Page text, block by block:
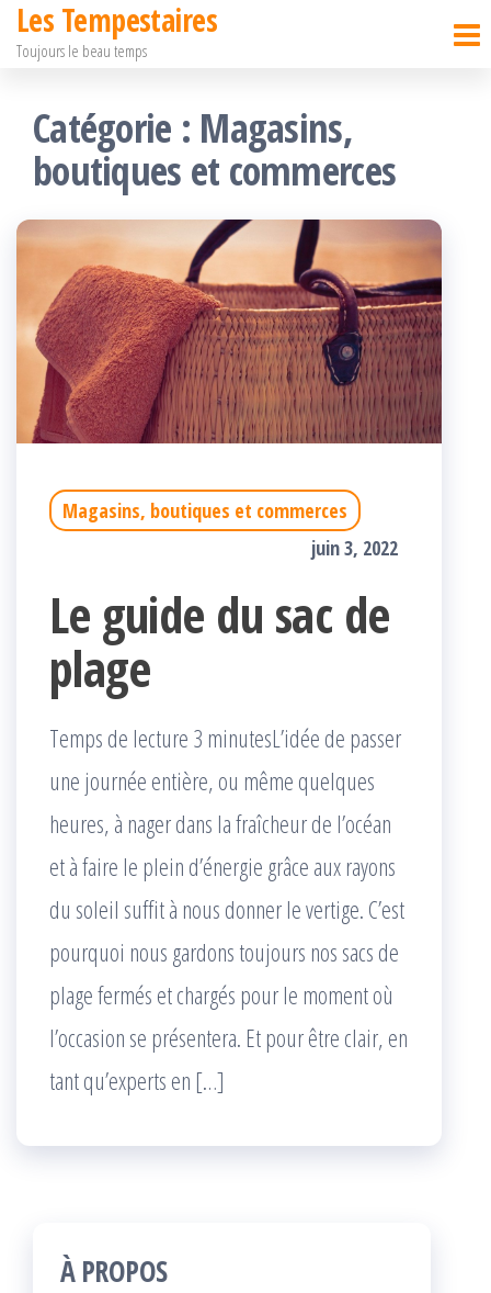
Passer
contenu
Les Tempestaires
Toujours le beau temps
Catégorie : Magasins,
boutiques et commerces
Magasins, boutiques et commerces
juin 3, 2022
Le guide du sac de
plage
Temps de lecture 3 minutesL’idée de passer
une journée entière, ou même quelques
heures, à nager dans la fraîcheur de l’océan
et à faire le plein d’énergie grâce aux rayons
du soleil suffit à nous donner le vertige. C’est
pourquoi nous gardons toujours nos sacs de
plage fermés et chargés pour le moment où
l’occasion se présentera. Et pour être clair, en
tant qu’experts en […]
À PROPOS